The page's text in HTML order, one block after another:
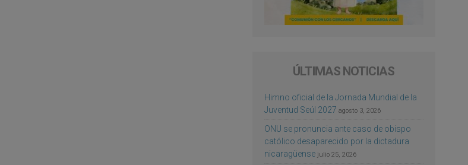
ÚLTIMAS NOTICIAS
Himno oficial de la Jornada Mundial de la
Juventud Seúl 2027 agosto 3, 2026
ONU se pronuncia ante caso de obispo
católico desaparecido por la dictadura
nicaragüense julio 25, 2026